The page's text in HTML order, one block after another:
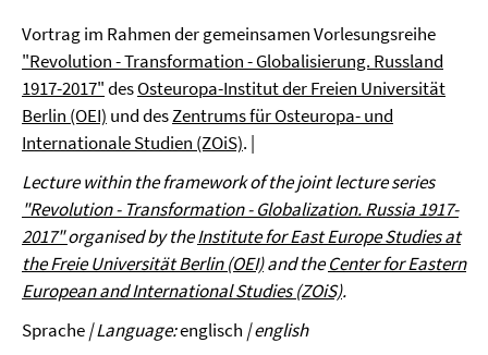
Vortrag im Rahmen der gemeinsamen Vorlesungsreihe
"Revolution - Transformation - Globalisierung. Russland
1917-2017"desOsteuropa-Institut der Freien Universität
Berlin (OEI) und desZentrums für Osteuropa- und
Internationale Studien (ZOiS). |
Lecture within the framework of the joint lecture series
"Revolution - Transformation - Globalization. Russia 1917-
2017"organised by theInstitute for East Europe Studies at
the Freie Universität Berlin (OEI)and theCenter for Eastern
European and International Studies (ZOiS).
Sprache| Language:englisch | english